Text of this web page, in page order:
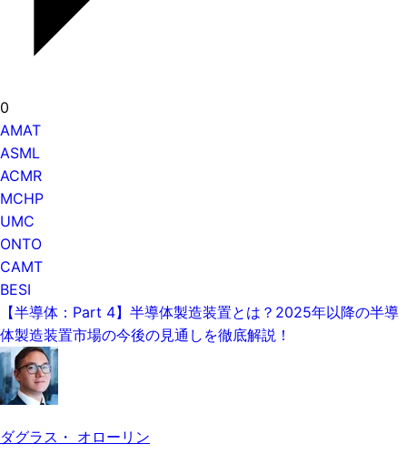
0
AMAT
ASML
ACMR
MCHP
UMC
ONTO
CAMT
BESI
【半導体：Part 4】半導体製造装置とは？2025年以降の半導
体製造装置市場の今後の見通しを徹底解説！
ダグラス・ オローリン